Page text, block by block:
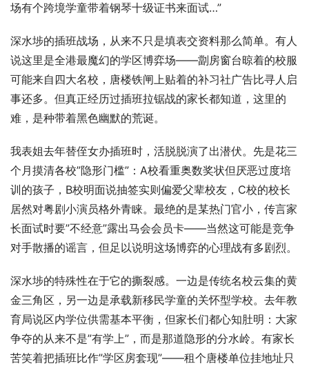
场有个跨境学童带着钢琴十级证书来面试…”
深水埗的插班战场，从来不只是填表交资料那么简单。有人
说这里是全港最魔幻的学区博弈场——劏房窗台晾着的校服
可能来自四大名校，唐楼铁闸上贴着的补习社广告比寻人启
事还多。但真正经历过插班拉锯战的家长都知道，这里的
难，是种带着黑色幽默的荒诞。
我表姐去年替侄女办插班时，活脱脱演了出潜伏。先是花三
个月摸清各校”隐形门槛”：A校看重奥数奖状但厌恶过度培
训的孩子，B校明面说抽签实则偏爱父辈校友，C校的校长
居然对粤剧小演员格外青睐。最绝的是某热门官小，传言家
长面试时要”不经意”露出马会会员卡——当然这可能是竞争
对手散播的谣言，但足以说明这场博弈的心理战有多剧烈。
深水埗的特殊性在于它的撕裂感。一边是传统名校云集的黄
金三角区，另一边是承载新移民学童的关怀型学校。去年教
育局说区内学位供需基本平衡，但家长们都心知肚明：大家
争夺的从来不是”有学上”，而是那道隐形的分水岭。有家长
苦笑着把插班比作”学区房套现”——租个唐楼单位挂地址只